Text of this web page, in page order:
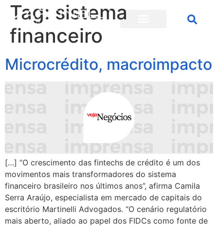
Tag: sistema
financeiro
Microcrédito, macroimpacto
[…] “O crescimento das fintechs de crédito é um dos
movimentos mais transformadores do sistema
financeiro brasileiro nos últimos anos”, afirma Camila
Serra Araújo, especialista em mercado de capitais do
escritório Martinelli Advogados. “O cenário regulatório
mais aberto, aliado ao papel dos FIDCs como fonte de